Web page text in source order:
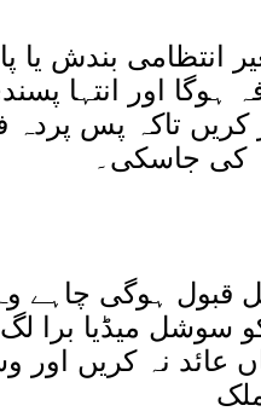
بندش یا
اور انتہا
کریں تاکہ پس
کی جاسکی۔
قبول ہوگی چاہے
میڈیا برا لگ
عائد نہ کریں اور